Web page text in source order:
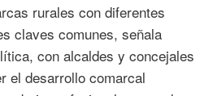
rurales con diferentes
claves comunes, señala
con alcaldes y concejales
el desarrollo comarcal